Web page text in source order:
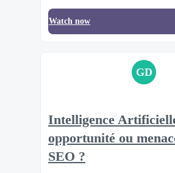
Watch now
GD
Intelligence
opportunité ou
SEO ?